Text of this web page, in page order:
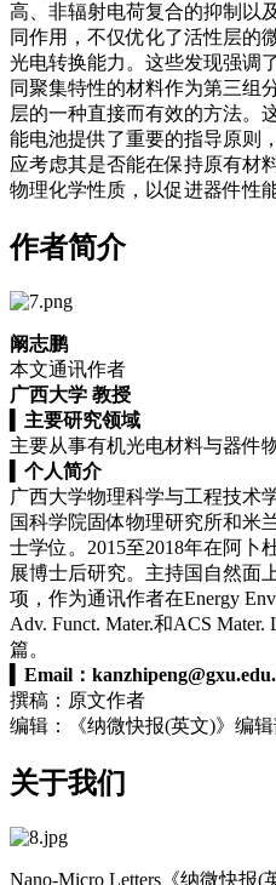
高、非辐射电荷复合的抑制以
同作用，不仅优化了活性层的
光电转换能力。这些发现强调
同聚集特性的材料作为第三组
层的一种直接而有效的方法。
能电池提供了重要的指导原则
应考虑其是否能在保持原有材
物理化学性质，以促进器件性
作者简介
阚志鹏
本文通讯作者
广西大学 教授
主要研究领域
主要从事有机光电材料与器件
个人简介
广西大学物理科学与工程技术
国科学院固体物理研究所和米
士学位。2015至2018年在阿卜
展博士后研究。主持国自然面
项，作为通讯作者在Energy
Adv. Funct. Mater.和ACS
篇。
Email：
撰稿：原文作者
编辑：《纳微快报(英文)》编辑
关于我们
Nano-Micro Letters《纳微快报(